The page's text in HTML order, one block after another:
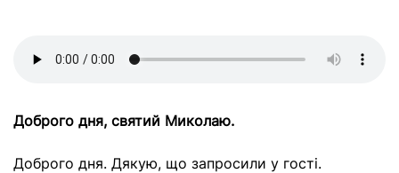
Доброго дня, святий Миколаю.
Доброго дня. Дякую, що запросили у гості.